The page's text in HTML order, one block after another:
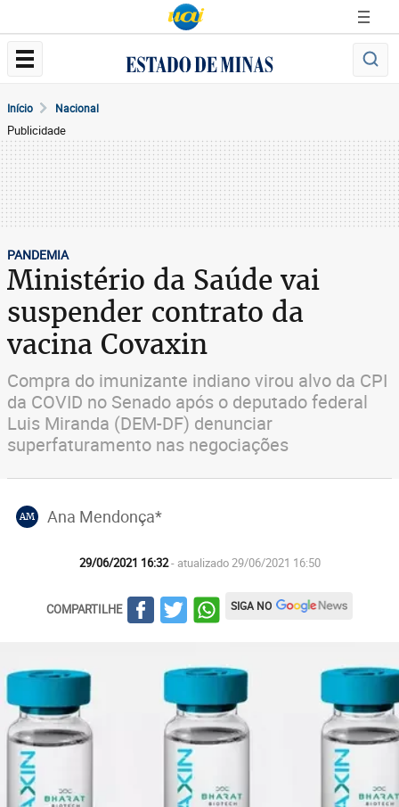
Início Nacional
Publicidade
PANDEMIA
Ministério da Saúde vai
suspender contrato da
vacina Covaxin
Compra do imunizante indiano virou alvo da CPI
da COVID no Senado após o deputado federal
Luis Miranda (DEM-DF) denunciar
superfaturamento nas negociações
AM Ana Mendonça*
29/06/2021 16:32- atualizado 29/06/2021 16:50
COMPARTILHE SIGA NO